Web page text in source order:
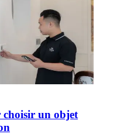
choisir un objet